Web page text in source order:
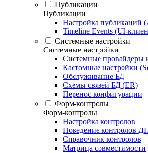
Публикации
Публикации
Настройка публикаций
Timeline Events (UI-
Системные настройки
Системные настройки
Системные провайдеры
Кастомные настройки
Обслуживание БД
Схемы связей БД (ER)
Перенос конфигурации
Форм-контролы
Форм-контролы
Настройка контролов
Поведение контролов
Справочник контролов
Матрица совместимости